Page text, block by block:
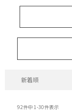
ブランド
新着順
92件中 1-30件表示